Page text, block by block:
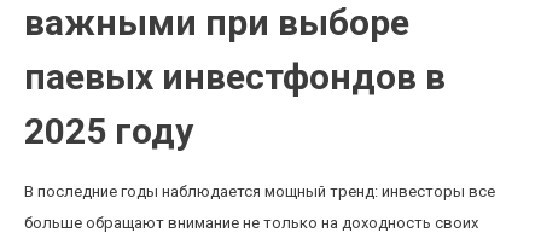
важными при выборе
паевых инвестфондов в
2025 году
В последние годы наблюдается мощный тренд: инвесторы все
больше обращают внимание не только на доходность своих